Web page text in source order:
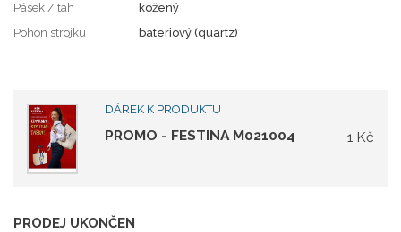
Pásek / tah
kožený
Pohon strojku
bateriový (quartz)
DÁREK K PRODUKTU
1 Kč
PROMO - FESTINA M021004
PRODEJ UKONČEN